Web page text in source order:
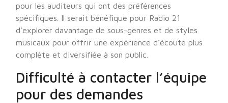
pour les auditeurs qui ont des préférences
spécifiques. Il serait bénéfique pour Radio 21
d’explorer davantage de sous-genres et de styles
musicaux pour offrir une expérience d’écoute plus
complète et diversifiée à son public.
Difficulté à contacter l’équipe
pour des demandes